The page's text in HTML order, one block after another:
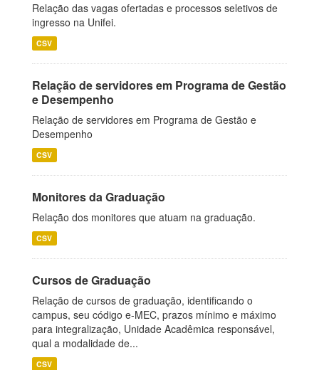
Relação das vagas ofertadas e processos seletivos de
ingresso na Unifei.
CSV
Relação de servidores em Programa de Gestão
e Desempenho
Relação de servidores em Programa de Gestão e
Desempenho
CSV
Monitores da Graduação
Relação dos monitores que atuam na graduação.
CSV
Cursos de Graduação
Relação de cursos de graduação, identificando o
campus, seu código e-MEC, prazos mínimo e máximo
para integralização, Unidade Acadêmica responsável,
qual a modalidade de...
CSV